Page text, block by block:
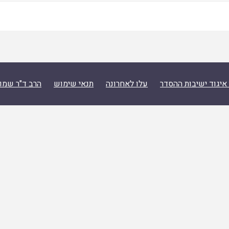
ישיבות ההסדר עלו לאחרונה תנאי שימוש הרב ד"ר